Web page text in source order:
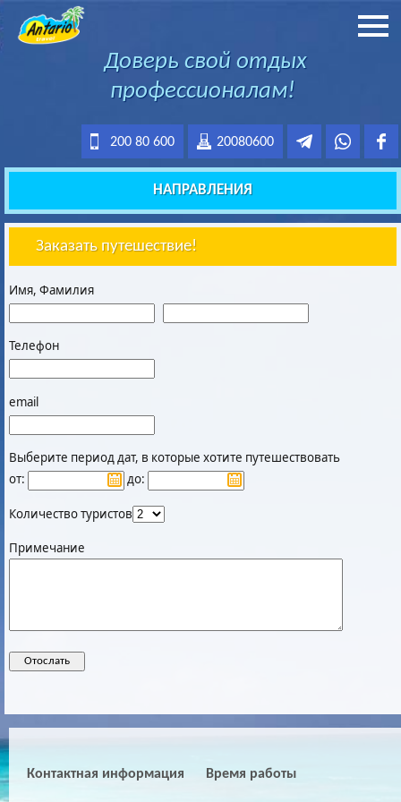
Доверь свой отдых
профессионалам!
20080600
200 80 600
НАПРАВЛЕНИЯ
Заказать путешествие!
Имя, Фамилия
Телефон
email
Выберите период дат, в которые хотите путешествовать
от:
до:
Количество туристов
Примечание
Контактная информация Время работы